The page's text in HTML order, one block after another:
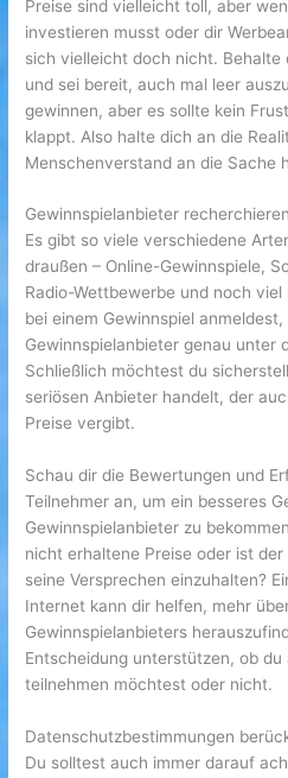
Preise sind vielleicht toll, aber
investieren musst oder dir
sich vielleicht doch nicht. Behalte
und sei bereit, auch mal leer
gewinnen, aber es sollte kein
klappt. Also halte dich an die
Menschenverstand an die Sache
Gewinnspielanbieter recherchieren
Es gibt so viele verschiedene
draußen – Online-Gewinnspiele,
Radio-Wettbewerbe und noch
bei einem Gewinnspiel
Gewinnspielanbieter genau unter
Schließlich möchtest du
seriösen Anbieter handelt, der
Preise vergibt.
Schau dir die Bewertungen und
Teilnehmer an, um ein besseres
Gewinnspielanbieter zu
nicht erhaltene Preise oder ist
seine Versprechen einzuhalten?
Internet kann dir helfen, mehr
Gewinnspielanbieters
Entscheidung unterstützen, ob du
teilnehmen möchtest oder nicht.
Datenschutzbestimmungen
Du solltest auch immer darauf